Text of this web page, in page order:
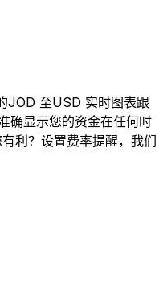
JOD 至USD 实时图表跟
确显示您的资金在任何时
利？设置费率提醒，我们